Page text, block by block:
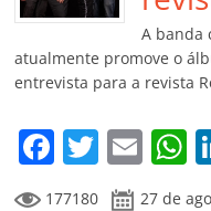
k
A banda
atualmente promove o
entrevista para a revista
F
a
T
w
E
m
177180 27 de